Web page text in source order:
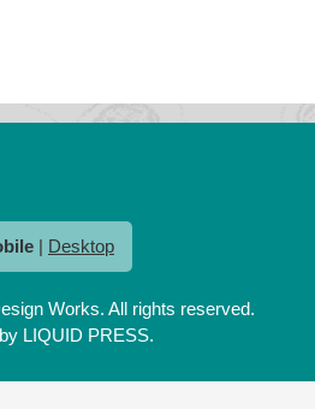
| Desktop
Works. All rights reserved.
LIQUID PRESS.